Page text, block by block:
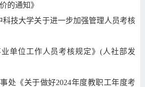
的通知》
科技大学关于进一步加强管理人员考核
业单位工作人员考核规定》(人社部发
处《关于做好2024年度教职工年度考